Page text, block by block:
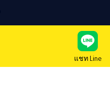
แชท Line